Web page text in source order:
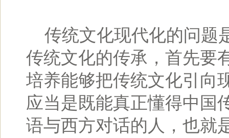
传统文化现代化的问题
传统文化的传承，首先要
培养能够把传统文化引向
应当是既能真正懂得中国
语与西方对话的人，也就